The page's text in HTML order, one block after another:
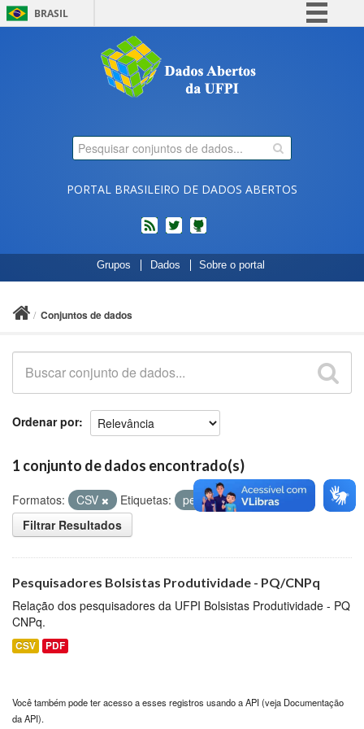
BRASIL
Comunica BR
Participe
Legislação
PORTAL BRASILEIRO DE DADOS ABERTOS
feed twitterCódigos
fonte
de
no
Grupos Dados Sobre o portal
Conjuntos de dados
Ordenar por
1 conjunto de dados encontrado(s)
Formatos: CSV Etiquetas: pessoal
CNPq
Filtrar Resultados
Pesquisadores Bolsistas Produtividade - PQ/CNPq
Relação dos pesquisadores da UFPI Bolsistas Produtividade - PQ
CNPq.
CSV PDF
Você também pode ter acesso a esses registros usando aAPI(veja Documentação
da API).